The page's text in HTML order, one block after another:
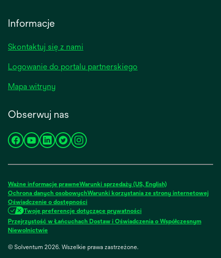
Informacje
Skontaktuj się z nami
Logowanie do portalu partnerskiego
Mapa witryny
Obserwuj nas
opens
new
tab
opens
new
tab
opens
new
tab
opens
tab
opens
new
tab
Ważne informacje prawneWarunki sprzedaży (US, English)
Ochrona danych osobowychWarunki korzystania ze strony internetowej
Oświadczenie o dostępności
Twoje preferencje dotyczące prywatności
Przejrzystość w Łańcuchach Dostaw i Oświadczenia o Współczesnym
Niewolnictwie
© Solventum 2026. Wszelkie prawa zastrzeżone.